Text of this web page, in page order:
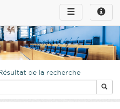
Toggle
infos
Toggle
navigation
de la recherche